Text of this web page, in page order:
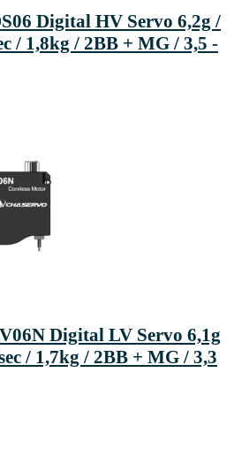
Digital HV Servo 6,2g /
/ 1,8kg / 2BB + MG / 3,5 -
Digital LV Servo 6,1g
/ 1,7kg / 2BB + MG / 3,3